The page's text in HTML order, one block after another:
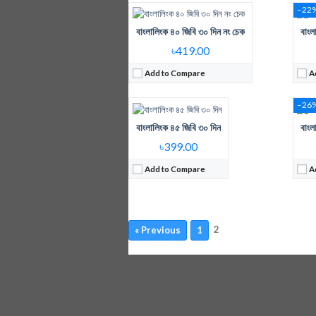
বাংলালিংক ৪০ জিবি ৩০ দিন নং চেক
৳419.00
Add to Compare
বাংলালিংক ৪৫ জিবি ৩০ দিন
৳399.00
Add to Compare
Regular Price:499 Tk 45 GB
Internet Data:45 GB
View Details →
« Previous 1 2